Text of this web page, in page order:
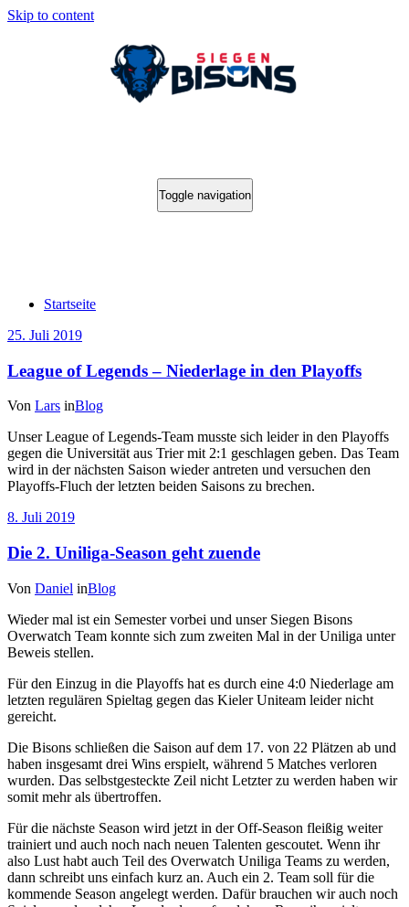
Skip to content
Toggle navigation
Startseite
25. Juli 2019
League of Legends – Niederlage in den Playoffs
Von Lars inBlog
Unser League of Legends-Team musste sich leider in den Playoffs
gegen die Universität aus Trier mit 2:1 geschlagen geben. Das Team
wird in der nächsten Saison wieder antreten und versuchen den
Playoffs-Fluch der letzten beiden Saisons zu brechen.
8. Juli 2019
Die 2. Uniliga-Season geht zuende
Von Daniel inBlog
Wieder mal ist ein Semester vorbei und unser Siegen Bisons
Overwatch Team konnte sich zum zweiten Mal in der Uniliga unter
Beweis stellen.
Für den Einzug in die Playoffs hat es durch eine 4:0 Niederlage am
letzten regulären Spieltag gegen das Kieler Uniteam leider nicht
gereicht.
Die Bisons schließen die Saison auf dem 17. von 22 Plätzen ab und
haben insgesamt drei Wins erspielt, während 5 Matches verloren
wurden. Das selbstgesteckte Zeil nicht Letzter zu werden haben wir
somit mehr als übertroffen.
Für die nächste Season wird jetzt in der Off-Season fleißig weiter
trainiert und auch noch nach neuen Talenten gescoutet. Wenn ihr
also Lust habt auch Teil des Overwatch Uniliga Teams zu werden,
dann schreibt uns einfach kurz an. Auch ein 2. Team soll für die
kommende Season angelegt werden. Dafür brauchen wir auch noch